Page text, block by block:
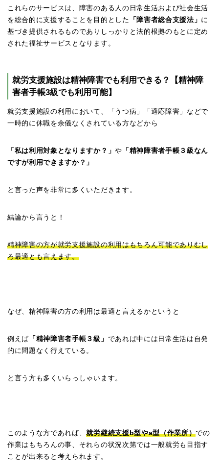
これらのサービスは、障害のある人の日常生活および社会生活
を総合的に支援することを目的とした
「障害者総合支援法」 に
基づき提供されるものでありしっかりと法的根拠のもとに定め
された福祉サービスとなります。
就労支援施設は精神障害でも利用できる？【精神障
害者手帳3級でも利用可能】
就労支援施設の利用において、「うつ病」「適応障害」などで
一時的に休職を余儀なくされている方などから
「私は利用対象となりますか？」や 「精神障害者手帳３級なん
ですが利用できますか？」
と言った声を非常に多くいただきます。
結論から言うと！
精神障害の方が就労支援施設の利用はもちろん可能でありむし
ろ最適とも言えます。
なぜ、精神障害の方の利用は最適と言えるかというと
例えば 「精神障害者手帳３級」 であれば中には日常生活は自発
的に問題なく行えている。
と言う方も多くいらっしゃいます。
このような方であれば、就労継続支援b型やa型（作業所）での
作業はもちろんの事、それらの状況次第では一般就労も目指す
ことが出来ると考えられます。